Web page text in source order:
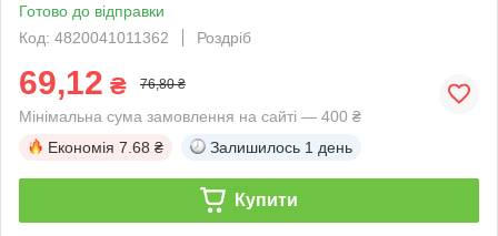
Готово до відправки
Код: 4820041011362
Роздріб
69,12 ₴ 76,80 ₴
Мінімальна сума замовлення на сайті — 400 ₴
Економія 7.68 ₴ Залишилось 1 день
Купити